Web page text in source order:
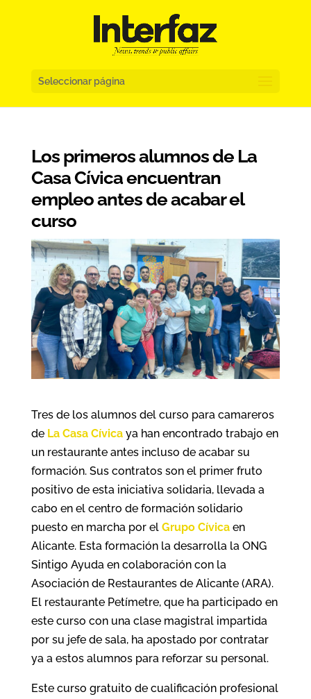
Seleccionar página
Los primeros alumnos de La
Casa Cívica encuentran
empleo antes de acabar el
curso
Tres de los alumnos del curso para camareros
deLa Casa Cívica ya han encontrado trabajo en
un restaurante antes incluso de acabar su
formación. Sus contratos son el primer fruto
positivo de esta iniciativa solidaria, llevada a
cabo en el centro de formación solidario
puesto en marcha por el Grupo Cívica en
Alicante. Esta formación la desarrolla la ONG
Sintigo Ayuda en colaboración con la
Asociación de Restaurantes de Alicante (ARA).
El restaurante Petímetre, que ha participado en
este curso con una clase magistral impartida
por su jefe de sala, ha apostado por contratar
ya a estos alumnos para reforzar su personal.
Este curso gratuito de cualificación profesional